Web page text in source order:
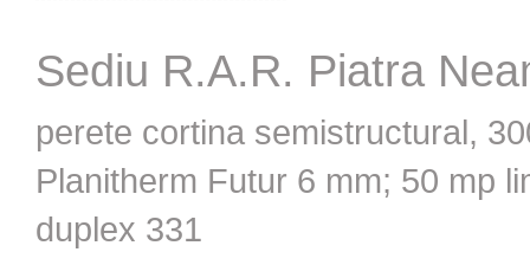
Sediu R.A.R. Piatra
perete cortina semistructural,
Planitherm Futur 6 mm; 50 mp
duplex 331